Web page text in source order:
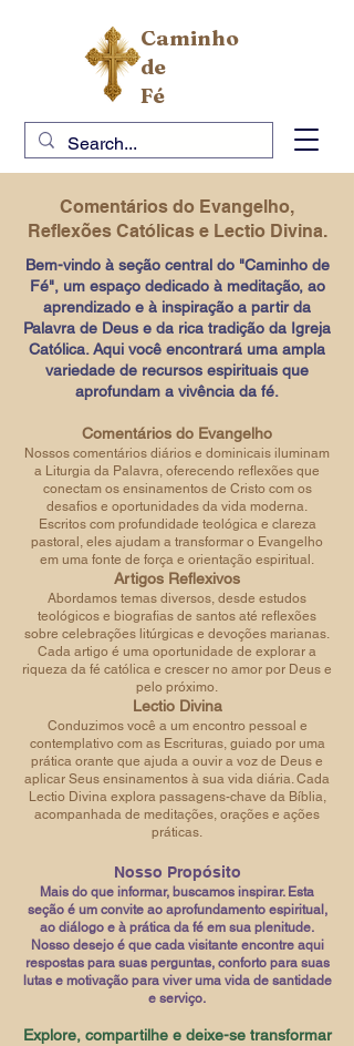
Caminho
de
Fé
Comentários do Evangelho,
Reflexões Católicas e Lectio Divina.
Bem-vindo à seção central do "Caminho de
Fé", um espaço dedicado à meditação, ao
aprendizado e à inspiração a partir da
Palavra de Deus e da rica tradição da Igreja
Católica. Aqui você encontrará uma ampla
variedade de recursos espirituais que
aprofundam a vivência da fé.
Comentários do Evangelho
Nossos comentários diários e dominicais iluminam
a Liturgia da Palavra, oferecendo reflexões que
conectam os ensinamentos de Cristo com os
desafios e oportunidades da vida moderna.
Escritos com profundidade teológica e clareza
pastoral, eles ajudam a transformar o Evangelho
em uma fonte de força e orientação espiritual.
Artigos Reflexivos
Abordamos temas diversos, desde estudos
teológicos e biografias de santos até reflexões
sobre celebrações litúrgicas e devoções marianas.
Cada artigo é uma oportunidade de explorar a
riqueza da fé católica e crescer no amor por Deus e
pelo próximo.
Lectio Divina
Conduzimos você a um encontro pessoal e
contemplativo com as Escrituras, guiado por uma
prática orante que ajuda a ouvir a voz de Deus e
aplicar Seus ensinamentos à sua vida diária. Cada
Lectio Divina explora passagens-chave da Bíblia,
acompanhada de meditações, orações e ações
práticas.
Nosso Propósito
Mais do que informar, buscamos inspirar. Esta
seção é um convite ao aprofundamento espiritual,
ao diálogo e à prática da fé em sua plenitude.
Nosso desejo é que cada visitante encontre aqui
respostas para suas perguntas, conforto para suas
lutas e motivação para viver uma vida de santidade
e serviço.
Explore, compartilhe e deixe-se transformar